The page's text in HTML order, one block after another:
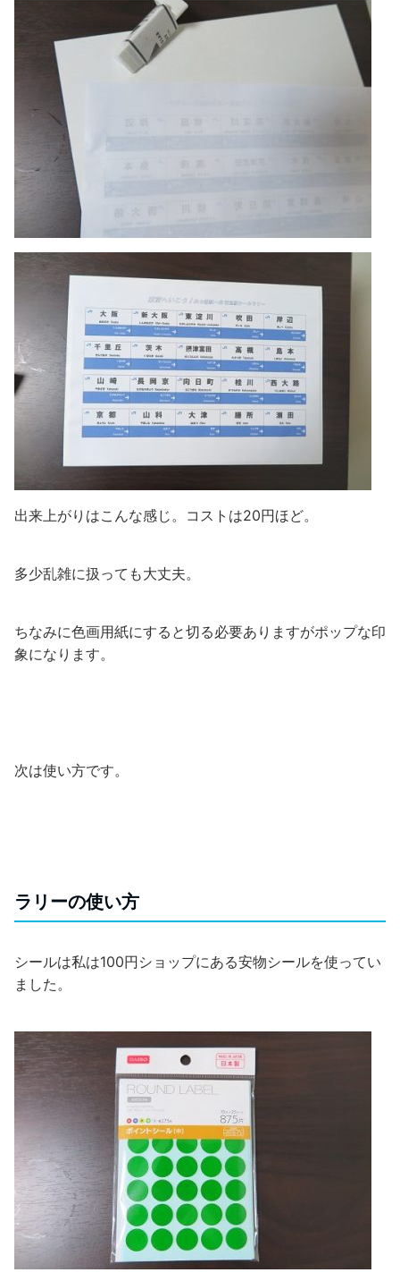
出来上がりはこんな感じ。コストは20円ほど。
多少乱雑に扱っても大丈夫。
ちなみに色画用紙にすると切る必要ありますがポップな印
象になります。
次は使い方です。
ラリーの使い方
シールは私は100円ショップにある安物シールを使ってい
ました。